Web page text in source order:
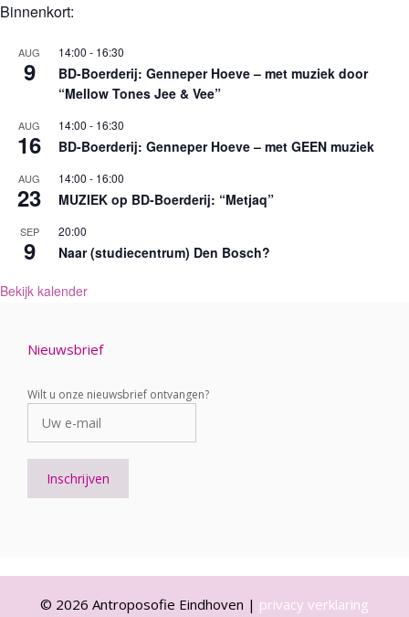
Binnenkort:
AUG
9
14:00 - 16:30
BD-Boerderij: Genneper Hoeve – met muziek door
“Mellow Tones Jee & Vee”
AUG
16
14:00 - 16:30
BD-Boerderij: Genneper Hoeve – met GEEN muziek
AUG
23
14:00 - 16:00
MUZIEK op BD-Boerderij: “Metjaq”
SEP
9
20:00
Naar (studiecentrum) Den Bosch?
Bekijk kalender
Nieuwsbrief
Wilt u onze nieuwsbrief ontvangen?
© 2026 Antroposofie Eindhoven | privacy verklaring